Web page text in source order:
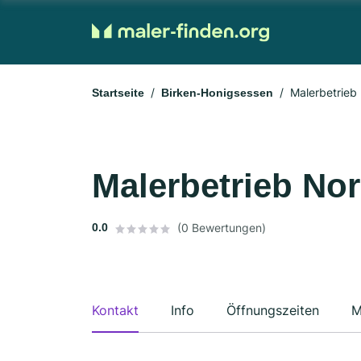
Startseite Birken-Honigsessen Malerbetrieb
Malerbetrieb
0.0 (0 Bewertungen)
Kontakt Info Öffnungszeiten